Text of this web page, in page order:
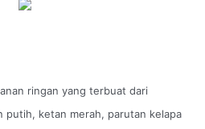
ringan yang terbuat dari
putih, ketan merah, parutan kelapa